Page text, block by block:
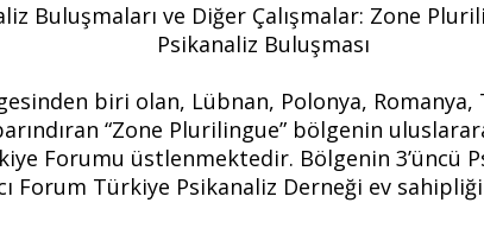
Buluşmaları ve Diğer Çalışmalar: Zone
Psikanaliz Buluşması
biri olan, Lübnan, Polonya,
“Zone Plurilingue” bölgenin
Forumu üstlenmektedir. Bölgenin 3’üncü
Forum Türkiye Psikanaliz Derneği ev